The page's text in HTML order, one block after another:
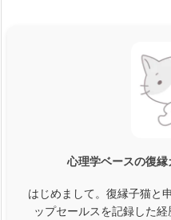
心理学ベースの復縁
はじめまして。復縁子猫と
ップセールスを記録した